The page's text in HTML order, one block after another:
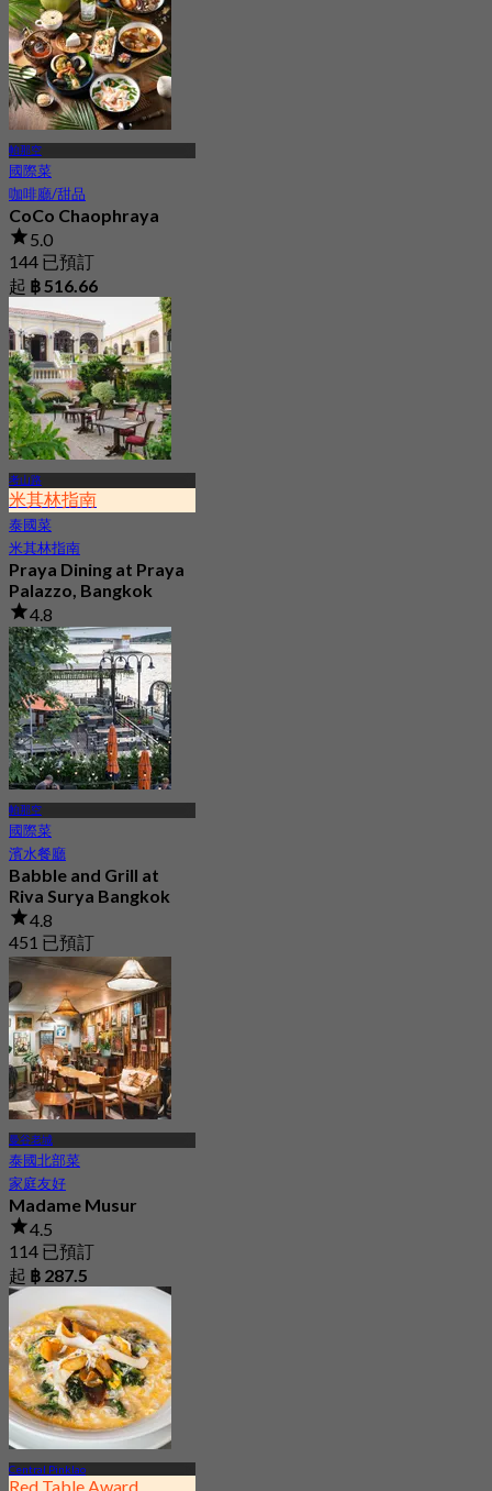
帕那空
國際菜
咖啡廳/甜品
CoCo Chaophraya
5.0
144 已預訂
起 ฿ 516.66
考山路
米其林指南
泰國菜
米其林指南
Praya Dining at Praya
Palazzo, Bangkok
4.8
1.1K 已預訂
起฿ 440
帕那空
國際菜
濱水餐廳
Babble and Grill at
Riva Surya Bangkok
4.8
451 已預訂
起฿ 315
曼谷老城
泰國北部菜
家庭友好
Madame Musur
4.5
114 已預訂
起 ฿ 287.5
Central Pinklao
Red Table Award